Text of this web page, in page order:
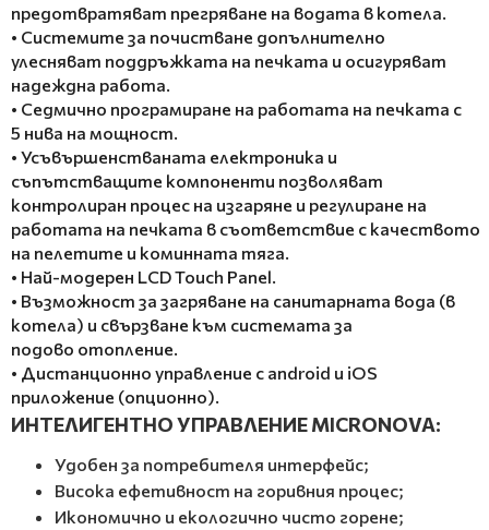
предотвратяват прегряване на водата в котела.
• Системите за почистване допълнително
улесняват поддръжката на печката и осигуряват
надеждна работа.
• Седмично програмиране на работата на печката с
5 нива на мощност.
• Усъвършенстваната електроника и
съпътстващите компоненти позволяват
контролиран процес на изгаряне и регулиране на
работата на печката в съответствие с качеството
на пелетите и коминната тяга.
• Най-модерен LCD Touch Panel.
• Възможност за загряване на санитарната вода (в
котела) и свързване към системата за
подово отопление.
• Дистанционно управление с android и iOS
приложение (опционно).
ИНТЕЛИГЕНТНО УПРАВЛЕНИЕ MICRONOVA:
Удобен за потребителя интерфейс;
Висока ефетивност на горивния процес;
Икономично и екологично чисто горене;